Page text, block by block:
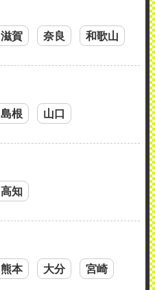
滋賀 奈良 和歌山
島根 山口
高知
熊本 大分 宮崎